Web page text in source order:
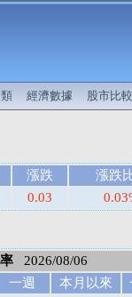
經濟數據 股市比較
漲跌
漲跌
0.03
2026/08/06
一週 本月以來